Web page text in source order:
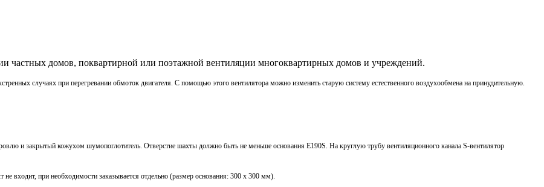
частных домов, поквартирной или поэтажной вентиляции многоквартирных домов и учреждений.
случаях при перегревании обмоток двигателя. С помощью этого вентилятора можно изменить старую систему естественного воздухообмена на принудительную.
и закрытый кожухом шумопоглотитель. Отверстие шахты должно быть не меньше основания E190S. На круглую трубу вентиляционного канала S-вентилятор
не входит, при необходимости заказывается отдельно (размер основания: 300 х 300 мм).